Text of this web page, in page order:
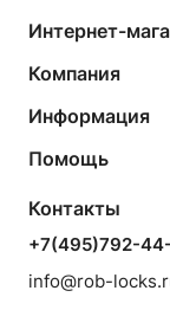
Интернет-
Компания
Информация
Помощь
Контакты
+7(495)792-
info@rob-